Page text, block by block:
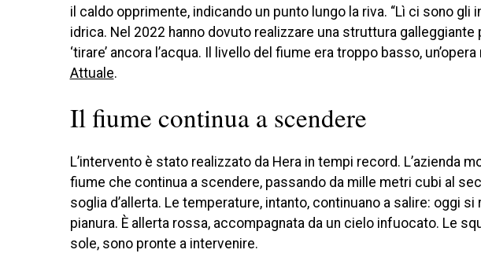
il caldo opprimente, indicando un punto lungo la riva. “Lì ci sono gli
idrica. Nel 2022 hanno dovuto realizzare una struttura
‘tirare’ ancora l’acqua. Il livello del fiume era troppo basso,
Attuale.
Il fiume continua a scendere
L’intervento è stato realizzato da Hera in tempi record. L’azienda
fiume che continua a scendere, passando da mille metri cubi al
soglia d’allerta. Le temperature, intanto, continuano a salire: oggi
pianura. È allerta rossa, accompagnata da un cielo infuocato. Le
sole, sono pronte a intervenire.